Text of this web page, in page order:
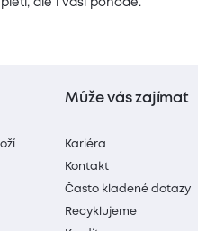
ale i vaší pohodě.
Může vás zajímat
Kariéra
Kontakt
Často kladené dotazy
Recyklujeme